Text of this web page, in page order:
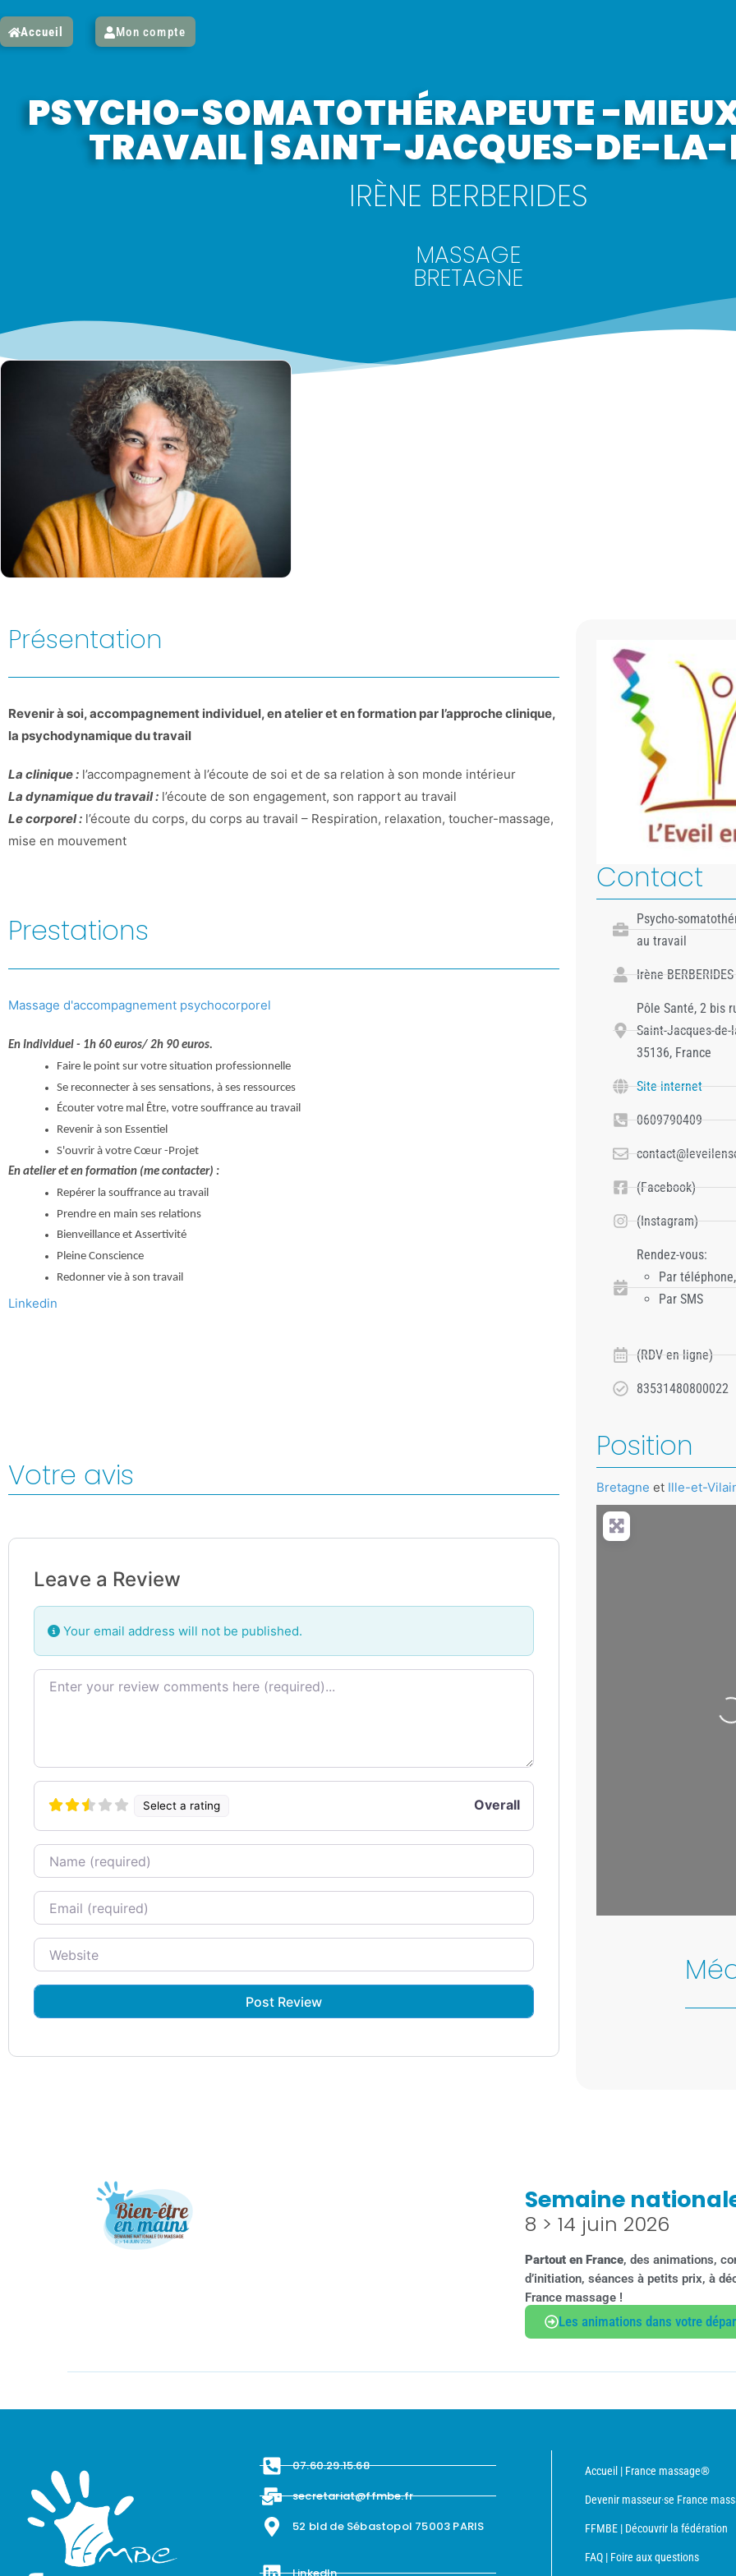
Accueil Mon compte
PSYCHO-SOMATOTHÉRAPEUTE -
TRAVAIL | SAINT-JACQUES-DE-LA-
IRÈNE BERBERIDES
MASSAGE
BRETAGNE
Présentation
Revenir à soi, accompagnement individuel, en atelier et en formation par l’approche clinique,
la psychodynamique du travail
La clinique : l’accompagnement à l’écoute de soi et de sa relation à son monde intérieur
La dynamique du travail : l’écoute de son engagement, son rapport au travail
Le corporel : l’écoute du corps, du corps au travail – Respiration, relaxation, toucher-massage,
mise en mouvement
Prestations
Massage d'accompagnement psychocorporel
En Individuel - 1h 60 euros/ 2h 90 euros.
Faire le point sur votre situation professionnelle
Se reconnecter à ses sensations, à ses ressources
Écouter votre mal Être, votre souffrance au travail
Revenir à son Essentiel
S'ouvrir à votre Cœur -Projet
En atelier et en formation (me contacter) :
Repérer la souffrance au travail
Prendre en main ses relations
Bienveillance et Assertivité
Pleine Conscience
Redonner vie à son travail
Linkedin
Votre avis
Leave a Review
Your email address will not be published.
Review text
Select a rating Overall
Name
Email
Website
Contact
Psycho-
au travail
Irène BERBERIDES
Pôle Santé, 2 bis
Saint-Jacques-de-
35136, France
Site internet
0609790409
(Facebook)
(Instagram)
Rendez-vous:
Par téléphone,
Par SMS
(RDV en ligne)
83531480800022
Position
Bretagne et Ille-et-
+
−
Semaine
8 > 14 juin 2026
Partout en France, des animations,
d’initiation, séances à petits prix, à
France massage !
Les animations dans votre
07.60.29.15.68
secretariat@ffmbe.fr
52 bld de Sébastopol 75003 PARIS
Accueil | France massage®
Devenir masseur·se France
FFMBE | Découvrir la fédération
FAQ | Foire aux questions